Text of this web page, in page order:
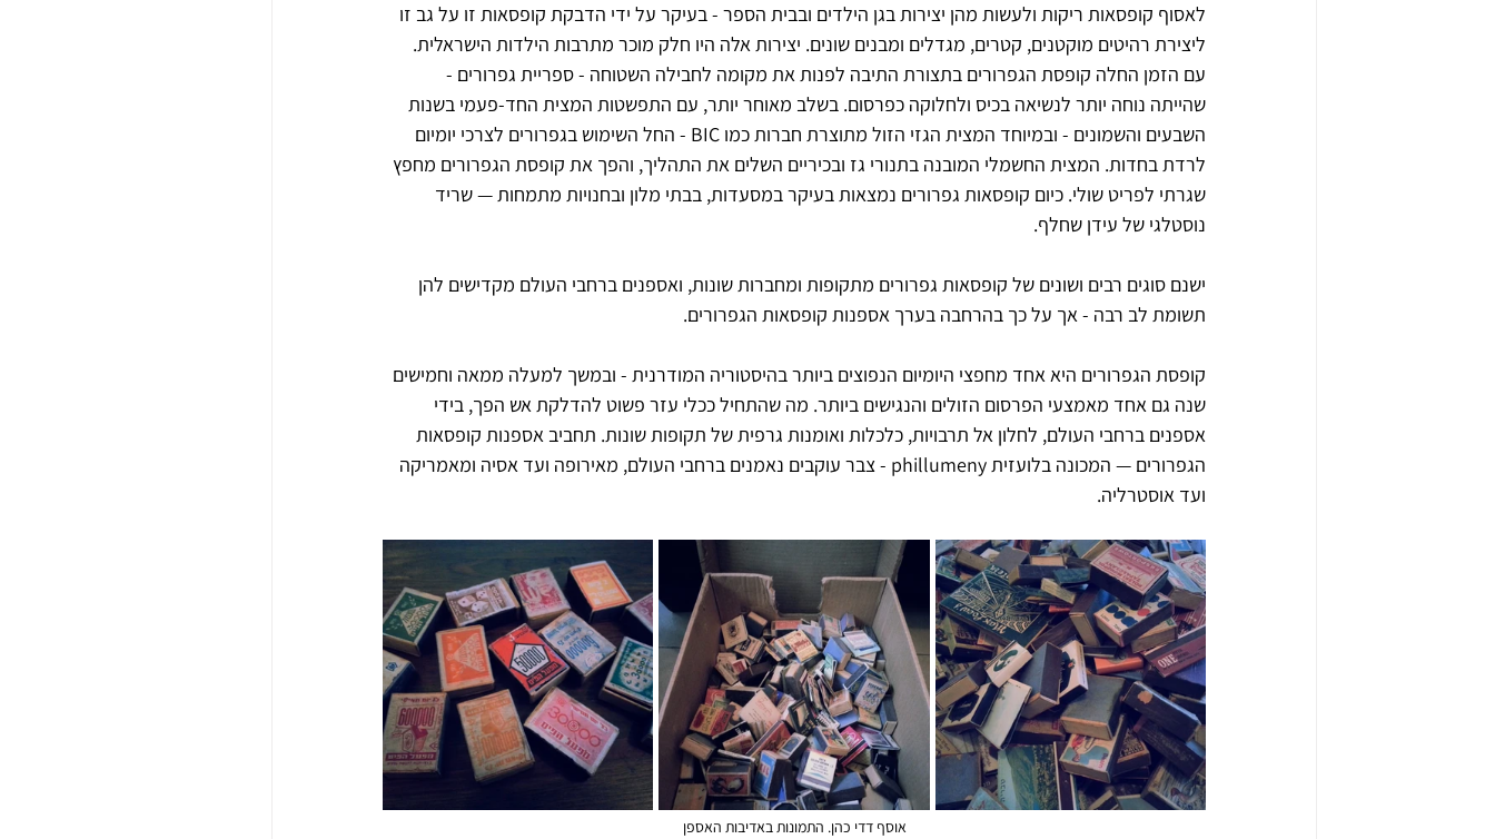
לאסוף קופסאות ריקות ולעשות מהן יצירות בגן הילדים ובבית הספר - בעיקר על ידי הדבקת קופסאות זו על גב זו
ליצירת רהיטים מוקטנים, קטרים, מגדלים ומבנים שונים. יצירות אלה היו חלק מוכר מתרבות הילדות הישראלית.
עם הזמן החלה קופסת הגפרורים בתצורת התיבה לפנות את מקומה לחבילה השטוחה - ספריית גפרורים -
שהייתה נוחה יותר לנשיאה בכיס ולחלוקה כפרסום. בשלב מאוחר יותר, עם התפשטות המצית החד-פעמי בשנות
השבעים והשמונים - ובמיוחד המצית הגזי הזול מתוצרת חברות כמו BIC - החל השימוש בגפרורים לצרכי יומיום
לרדת בחדות. המצית החשמלי המובנה בתנורי גז ובכיריים השלים את התהליך, והפך את קופסת הגפרורים מחפץ
שגרתי לפריט שולי. כיום קופסאות גפרורים נמצאות בעיקר במסעדות, בבתי מלון ובחנויות מתמחות — שריד
נוסטלגי של עידן שחלף.
ישנם סוגים רבים ושונים של קופסאות גפרורים מתקופות ומחברות שונות, ואספנים ברחבי העולם מקדישים להן
תשומת לב רבה - אך על כך בהרחבה בערך אספנות קופסאות הגפרורים.
קופסת הגפרורים היא אחד מחפצי היומיום הנפוצים ביותר בהיסטוריה המודרנית - ובמשך למעלה ממאה וחמישים
שנה גם אחד מאמצעי הפרסום הזולים והנגישים ביותר. מה שהתחיל ככלי עזר פשוט להדלקת אש הפך, בידי
אספנים ברחבי העולם, לחלון אל תרבויות, כלכלות ואומנות גרפית של תקופות שונות. תחביב אספנות קופסאות
הגפרורים — המכונה בלועזית phillumeny - צבר עוקבים נאמנים ברחבי העולם, מאירופה ועד אסיה ומאמריקה
ועד אוסטרליה.
אוסף דדי כהן. התמונות באדיבות האספן